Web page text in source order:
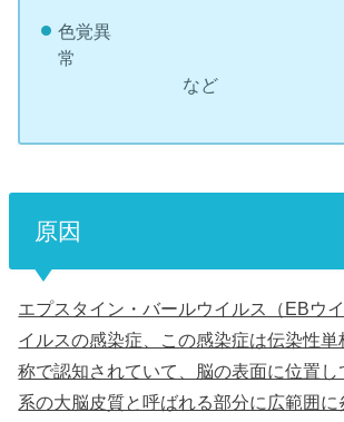
色覚異
など
原因
エプスタイン・バールウイルス（EBウ
イルスの感染症、この感染症は伝染性単
称で認知されていて、脳の表面に位置し
系の大脳皮質と呼ばれる部分に広範囲に